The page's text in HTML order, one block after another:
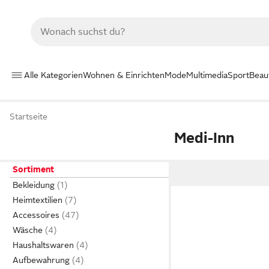
Alle KategorienWohnen & EinrichtenModeMultimediaSport
Startseite
Medi-Inn
Sortiment
Bekleidung
Heimtextilien
Accessoires
Wäsche
Haushaltswaren
Aufbewahrung